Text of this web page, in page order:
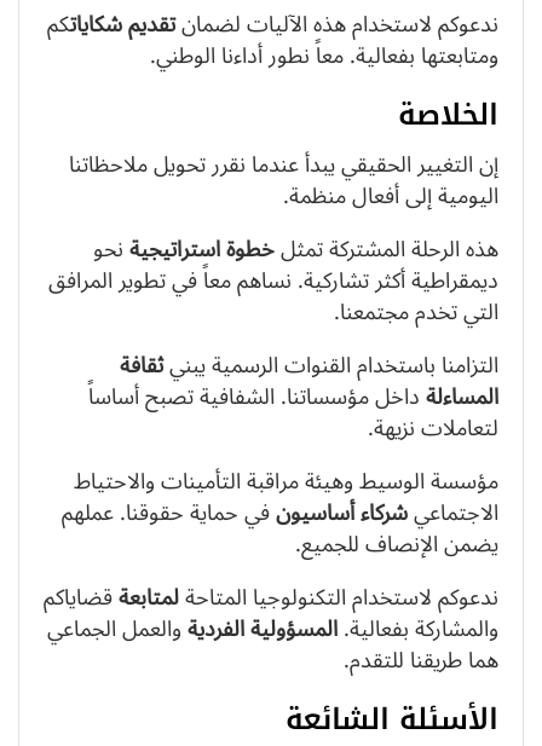
ندعوكم لاستخدام هذه الآليات لضمانتقديمشكاياتكم
ومتابعتها بفعالية. معاً نطور أداءنا الوطني.
الخلاصة
إن التغيير الحقيقي يبدأ عندما نقرر تحويل ملاحظاتنا
اليومية إلى أفعال منظمة.
هذه الرحلة المشتركة تمثلخطوة استراتيجيةنحو
ديمقراطية أكثر تشاركية. نساهم معاً في تطوير المرافق
التي تخدم مجتمعنا.
التزامنا باستخدام القنوات الرسمية يبنيثقافة
المساءلةداخل مؤسساتنا. الشفافية تصبح أساساً
لتعاملات نزيهة.
مؤسسة الوسيط وهيئة مراقبة التأمينات والاحتياط
الاجتماعيشركاء أساسيونفي حماية حقوقنا. عملهم
يضمن الإنصاف للجميع.
ندعوكم لاستخدام التكنولوجيا المتاحةلمتابعةقضاياكم
والمشاركة بفعالية.المسؤولية الفرديةوالعمل الجماعي
هما طريقنا للتقدم.
الأسئلة الشائعة